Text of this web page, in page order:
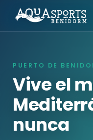
PUERTO DE
Vive el
nunca